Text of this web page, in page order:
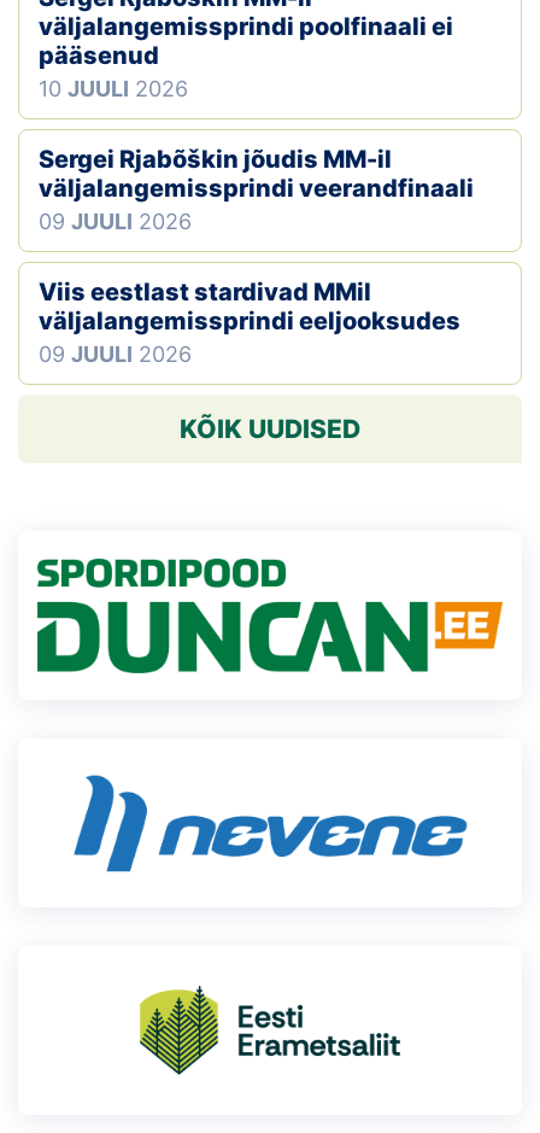
väljalangemissprindi poolfinaali ei
pääsenud
10 JUULI 2026
Sergei Rjabõškin jõudis MM-il
väljalangemissprindi veerandfinaali
09 JUULI 2026
Viis eestlast stardivad MMil
väljalangemissprindi eeljooksudes
09 JUULI 2026
KÕIK UUDISED